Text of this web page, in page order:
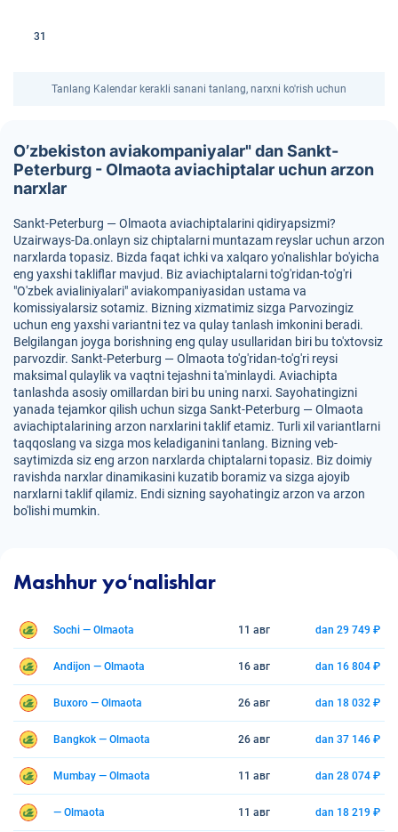
31
Tanlang Kalendar kerakli sanani tanlang, narxni ko'rish uchun
O’zbekiston aviakompaniyalar" dan Sankt-
Peterburg - Olmaota aviachiptalar uchun arzon
narxlar
Sankt-Peterburg — Olmaota aviachiptalarini qidiryapsizmi?
Uzairways-Da.onlayn siz chiptalarni muntazam reyslar uchun arzon
narxlarda topasiz. Bizda faqat ichki va xalqaro yo'nalishlar bo'yicha
eng yaxshi takliflar mavjud. Biz aviachiptalarni to'g'ridan-to'g'ri
"O'zbek avialiniyalari" aviakompaniyasidan ustama va
komissiyalarsiz sotamiz. Bizning xizmatimiz sizga Parvozingiz
uchun eng yaxshi variantni tez va qulay tanlash imkonini beradi.
Belgilangan joyga borishning eng qulay usullaridan biri bu to'xtovsiz
parvozdir. Sankt-Peterburg — Olmaota to'g'ridan-to'g'ri reysi
maksimal qulaylik va vaqtni tejashni ta'minlaydi. Aviachipta
tanlashda asosiy omillardan biri bu uning narxi. Sayohatingizni
yanada tejamkor qilish uchun sizga Sankt-Peterburg — Olmaota
aviachiptalarining arzon narxlarini taklif etamiz. Turli xil variantlarni
taqqoslang va sizga mos keladiganini tanlang. Bizning veb-
saytimizda siz eng arzon narxlarda chiptalarni topasiz. Biz doimiy
ravishda narxlar dinamikasini kuzatib boramiz va sizga ajoyib
narxlarni taklif qilamiz. Endi sizning sayohatingiz arzon va arzon
bo'lishi mumkin.
Mashhur yoʻnalishlar
Sochi — Olmaota 11 авг dan 29 749 ₽
Andijon — Olmaota 16 авг dan 16 804 ₽
Buxoro — Olmaota 26 авг dan 18 032 ₽
Bangkok — Olmaota 26 авг dan 37 146 ₽
Mumbay — Olmaota 11 авг dan 28 074 ₽
— Olmaota 11 авг dan 18 219 ₽